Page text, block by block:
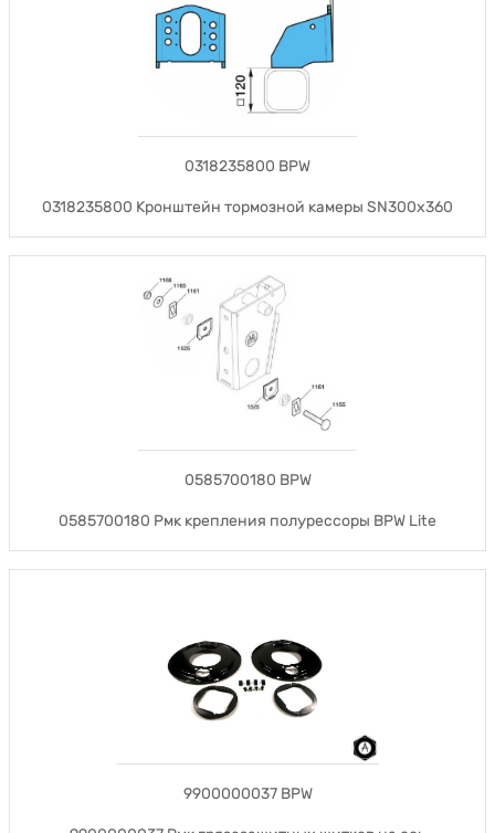
0318235800 BPW
0318235800 Кронштейн тормозной камеры SN300x360
0585700180 BPW
0585700180 Рмк крепления полурессоры BPW Lite
9900000037 BPW